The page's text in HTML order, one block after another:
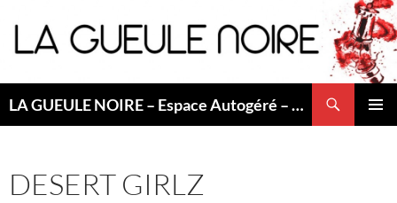
au
contenu
LA GUEULE NOIRE – Espace Autogéré – Saint Etienne
DESERT GIRLZ